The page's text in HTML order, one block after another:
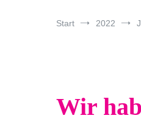
Start 2022
Wir